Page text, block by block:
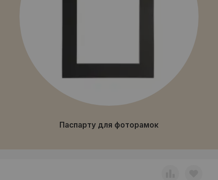
Паспарту для фоторамок